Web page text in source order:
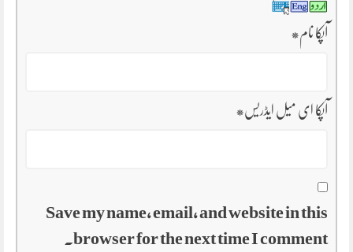
آپکا نام*
آپکا ای میل ایڈریس*
Save my name, email, and website in this
browser for the next time I comment.